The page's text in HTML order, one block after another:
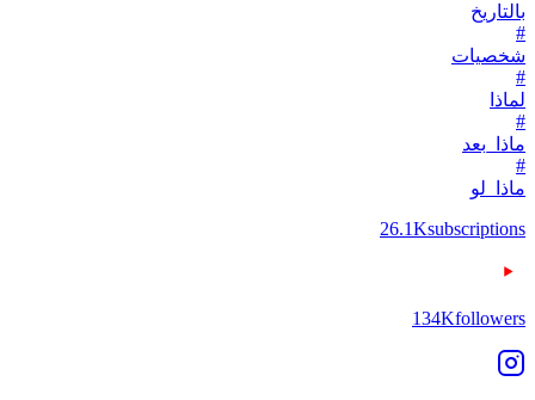
بالتاريخ
#
شخصيات
#
لماذا
#
ماذا_بعد
#
ماذا_لو
26.1Ksubscriptions
134Kfollowers